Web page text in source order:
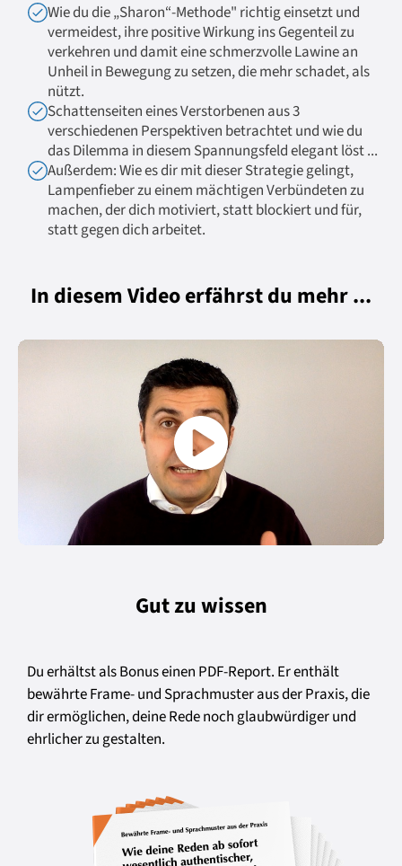
Wie du die „Sharon“-Methode" richtig einsetzt und
vermeidest, ihre positive Wirkung ins Gegenteil zu
verkehren und damit eine schmerzvolle Lawine an
Unheil in Bewegung zu setzen, die mehr schadet, als
nützt.
Schattenseiten eines Verstorbenen aus 3
verschiedenen Perspektiven betrachtet und wie du
das Dilemma in diesem Spannungsfeld elegant löst ...
Außerdem: Wie es dir mit dieser Strategie gelingt,
Lampenfieber zu einem mächtigen Verbündeten zu
machen, der dich motiviert, statt blockiert und für,
statt gegen dich arbeitet.
In diesem Video erfährst du mehr ...
Gut zu wissen
Du erhältst als Bonus einen PDF-Report. Er enthält
bewährte Frame- und Sprachmuster aus der Praxis, die
dir ermöglichen, deine Rede noch glaubwürdiger und
ehrlicher zu gestalten.